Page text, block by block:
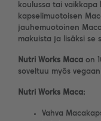
koulussa tai vaikkapa
kapselimuotoisen
jauhemuotoinen
makuista ja lisäksi se
Nutri Works Maca on
soveltuu myös
Nutri Works Maca:
Vahva